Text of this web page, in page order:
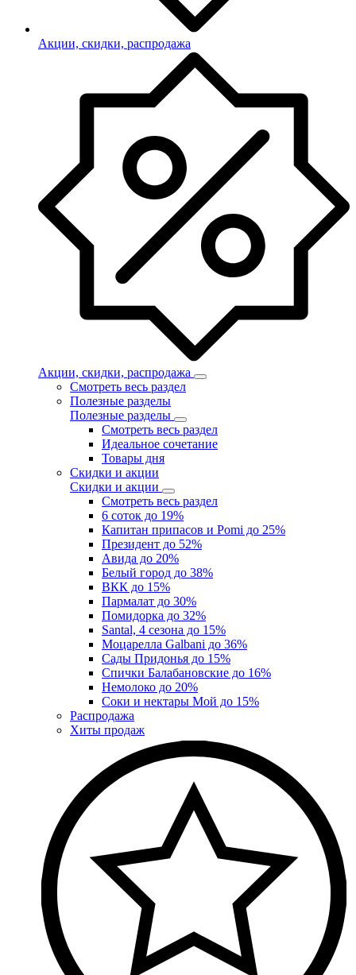
Акции, скидки, распродажа
Акции, скидки, распродажа
Смотреть весь раздел
Полезные разделы
Полезные разделы
Смотреть весь раздел
Идеальное сочетание
Товары дня
Скидки и акции
Скидки и акции
Смотреть весь раздел
6 соток до 19%
Капитан припасов и Pomi до 25%
Президент до 52%
Авида до 20%
Белый город до 38%
ВКК до 15%
Пармалат до 30%
Помидорка до 32%
Santal, 4 сезона до 15%
Моцарелла Galbani до 36%
Сады Придонья до 15%
Спички Балабановские до 16%
Немолоко до 20%
Соки и нектары Мой до 15%
Распродажа
Хиты продаж